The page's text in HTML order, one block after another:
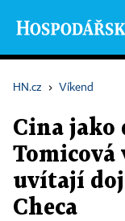
HN.cz › Víkend
Cina jako
Tomicová
uvítají
Checa